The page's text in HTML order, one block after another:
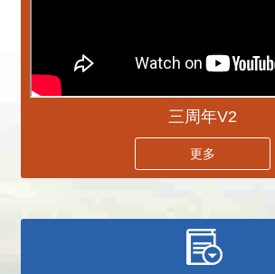
三周年V2
更多